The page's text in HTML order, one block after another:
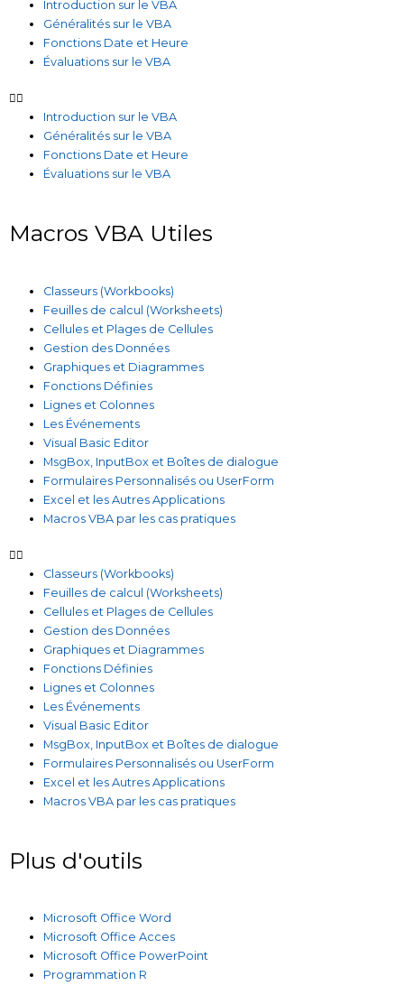
Introduction sur le VBA
Généralités sur le VBA
Fonctions Date et Heure
Évaluations sur le VBA
Introduction sur le VBA
Généralités sur le VBA
Fonctions Date et Heure
Évaluations sur le VBA
Macros VBA Utiles
Classeurs (Workbooks)
Feuilles de calcul (Worksheets)
Cellules et Plages de Cellules
Gestion des Données
Graphiques et Diagrammes
Fonctions Définies
Lignes et Colonnes
Les Événements
Visual Basic Editor
MsgBox, InputBox et Boîtes de dialogue
Formulaires Personnalisés ou UserForm
Excel et les Autres Applications
Macros VBA par les cas pratiques
Classeurs (Workbooks)
Feuilles de calcul (Worksheets)
Cellules et Plages de Cellules
Gestion des Données
Graphiques et Diagrammes
Fonctions Définies
Lignes et Colonnes
Les Événements
Visual Basic Editor
MsgBox, InputBox et Boîtes de dialogue
Formulaires Personnalisés ou UserForm
Excel et les Autres Applications
Macros VBA par les cas pratiques
Plus d'outils
Microsoft Office Word
Microsoft Office Acces
Microsoft Office PowerPoint
Programmation R